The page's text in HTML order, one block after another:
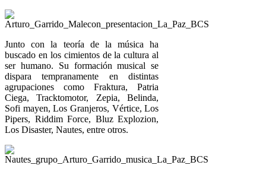
Junto con la teoría de la música ha
buscado en los cimientos de la cultura al
ser humano. Su formación musical se
dispara tempranamente en distintas
agrupaciones como Fraktura, Patria
Ciega, Tracktomotor, Zepia, Belinda,
Sofi mayen, Los Granjeros, Vértice, Los
Pipers, Riddim Force, Bluz Explozion,
Los Disaster, Nautes, entre otros.